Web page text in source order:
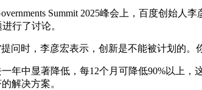
Summit 2025峰会上，百度创始人
行了讨论。
时，李彦宏表示，创新是不能被计划的。
中显著降低，每12个月可降低90%以上，
解决方案。